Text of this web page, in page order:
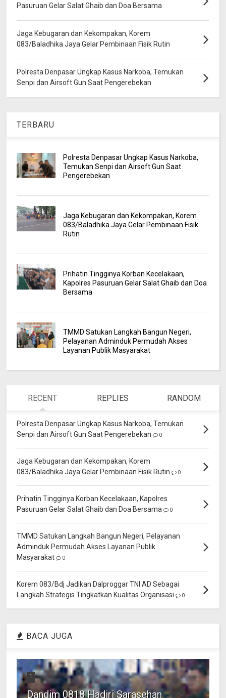
Pasuruan Gelar Salat Ghaib dan Doa Bersama
Jaga Kebugaran dan Kekompakan, Korem
083/Baladhika Jaya Gelar Pembinaan Fisik Rutin
Polresta Denpasar Ungkap Kasus Narkoba, Temukan
Senpi dan Airsoft Gun Saat Pengerebekan
TERBARU
Polresta Denpasar Ungkap Kasus Narkoba,
Temukan Senpi dan Airsoft Gun Saat
Pengerebekan
Jaga Kebugaran dan Kekompakan, Korem
083/Baladhika Jaya Gelar Pembinaan Fisik
Rutin
Prihatin Tingginya Korban Kecelakaan,
Kapolres Pasuruan Gelar Salat Ghaib dan Doa
Bersama
TMMD Satukan Langkah Bangun Negeri,
Pelayanan Adminduk Permudah Akses
Layanan Publik Masyarakat
RECENT REPLIES RANDOM
Polresta Denpasar Ungkap Kasus Narkoba, Temukan
Senpi dan Airsoft Gun Saat Pengerebekan
0
Jaga Kebugaran dan Kekompakan, Korem
083/Baladhika Jaya Gelar Pembinaan Fisik Rutin
0
Prihatin Tingginya Korban Kecelakaan, Kapolres
Pasuruan Gelar Salat Ghaib dan Doa Bersama
0
TMMD Satukan Langkah Bangun Negeri, Pelayanan
Adminduk Permudah Akses Layanan Publik
Masyarakat
0
Korem 083/Bdj Jadikan Dalproggar TNI AD Sebagai
Langkah Strategis Tingkatkan Kualitas Organisasi
0
BACA JUGA
1
Dandim 0818 Hadiri Sarasehan